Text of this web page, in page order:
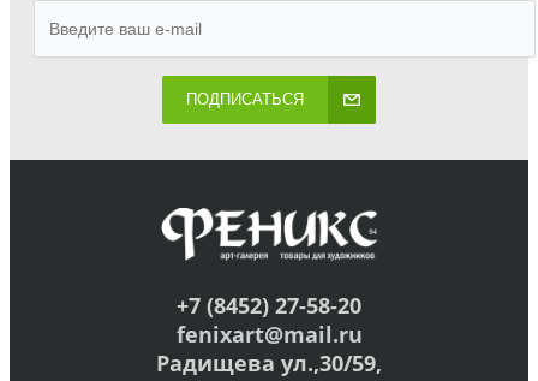
ПОДПИСАТЬСЯ
+7 (8452) 27-58-20
fenixart@mail.ru
Радищева ул.,30/59,